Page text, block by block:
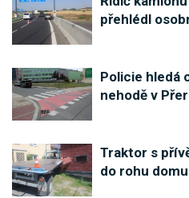
přehlédl
Policie hledá
nehodě v
Traktor s
do rohu domu